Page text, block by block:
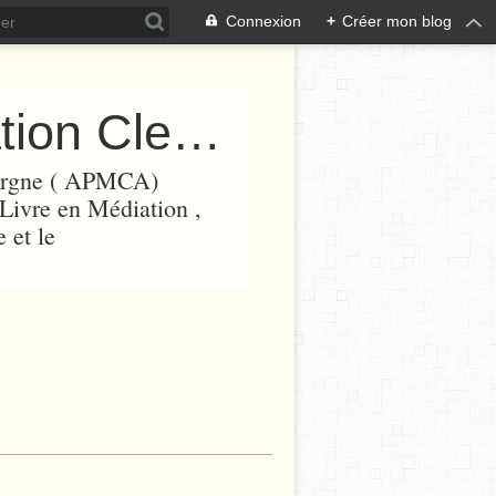
Connexion + Créer mon blog
APMCA ( Association Prix Médiation Clermont Auvergne)
( APMCA)
en Médiation ,
et le